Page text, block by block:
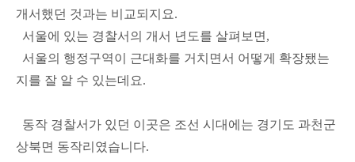
개서했던 것과는 비교되지요.
서울에 있는 경찰서의 개서 년도를 살펴보면,
서울의 행정구역이 근대화를 거치면서 어떻게 확장됐는
지를 잘 알 수 있는데요.
동작 경찰서가 있던 이곳은 조선 시대에는 경기도 과천군
상북면 동작리였습니다.